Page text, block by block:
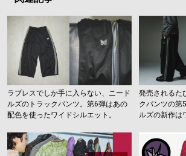
ラブレスでしか手に入らない、ニード
ルズのトラックパンツ。第6弾はあの
配色を使ったワイドシルエット。
発売されるた
クパンツの第
ルズの新作は